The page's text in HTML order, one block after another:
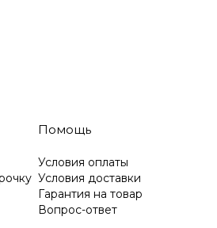
Помощь
Условия оплаты
Условия доставки
Гарантия на товар
Вопрос-ответ